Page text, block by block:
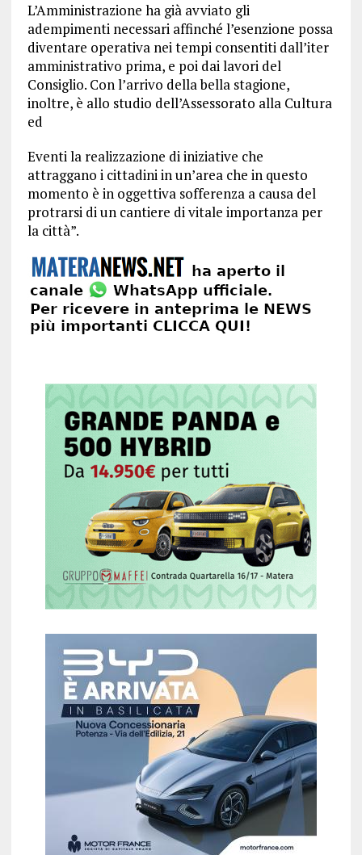
L’Amministrazione ha già avviato gli
adempimenti necessari affinché l’esenzione possa
diventare operativa nei tempi consentiti dall’iter
amministrativo prima, e poi dai lavori del
Consiglio. Con l’arrivo della bella stagione,
inoltre, è allo studio dell’Assessorato alla Cultura
ed
Eventi la realizzazione di iniziative che
attraggano i cittadini in un’area che in questo
momento è in oggettiva sofferenza a causa del
protrarsi di un cantiere di vitale importanza per
la città”.